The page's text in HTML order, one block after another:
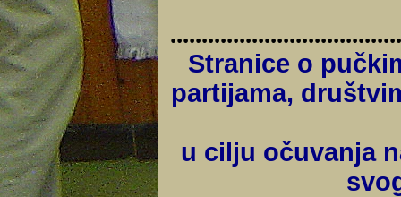
Stranice o
partijama,
u cilju očuvanja